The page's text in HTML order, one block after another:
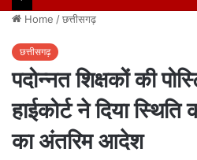
Home /छत्तीसगढ़
छत्तीसगढ़
पदोन्नत शिक्षकों की
हाईकोर्ट ने दिया
का अंतरिम आदेश